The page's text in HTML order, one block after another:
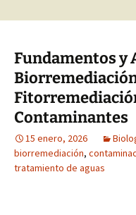
Fundamentos y
Contaminantes
15 enero, 2026
biorremediación,
tratamiento de aguas